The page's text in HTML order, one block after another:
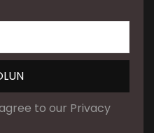
to our Privacy